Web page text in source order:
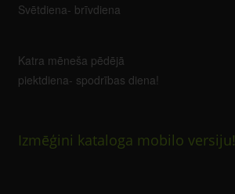
Svētdiena- brīvdiena
Katra mēneša pēdējā
piektdiena- spodrības diena!
Izmēģini kataloga mobilo versiju!